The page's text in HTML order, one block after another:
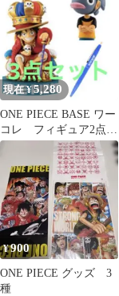
現在 ¥5,280
ONE PIECE BASE ワー
コレ フィギュア2点セ
ット+非売品ボールペン
¥900
ONE PIECE グッズ 3
種